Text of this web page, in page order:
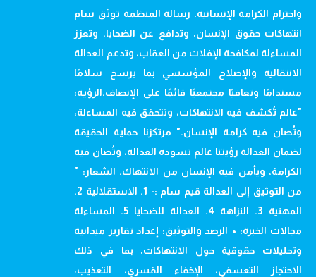
واحترام الكرامة الإنسانية. رسالة المنظمة توثق سام
انتهاكات حقوق الإنسان، وتدافع عن الضحايا، وتعزز
المساءلة لمكافحة الإفلات من العقاب، وتدعم العدالة
الانتقالية والإصلاح المؤسسي بما يرسخ سلامًا
مستدامًا وتعافيًا مجتمعيًا قائمًا على الإنصاف.الرؤية:
"عالم تُكشف فيه الانتهاكات، وتتحقق فيه المساءلة،
وتُصان فيه كرامة الإنسان." مرتكزنا حماية الحقيقة
لضمان العدالة رؤيتنا عالم تسوده العدالة، وتُصان فيه
الكرامة، ويأمن فيه الإنسان من الانتهاك. الشعار: "
من التوثيق إلى العدالة قيم سام :- 1. الاستقلالية 2.
المهنية 3. النزاهة 4. العدالة للضحايا 5. المساءلة
مجالات الخبرة: • الرصد والتوثيق: إعداد تقارير ميدانية
وتحليلات حقوقية حول الانتهاكات، بما في ذلك
الاحتجاز التعسفي، الإخفاء القسري، التعذيب،